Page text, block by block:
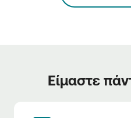
Είμαστε